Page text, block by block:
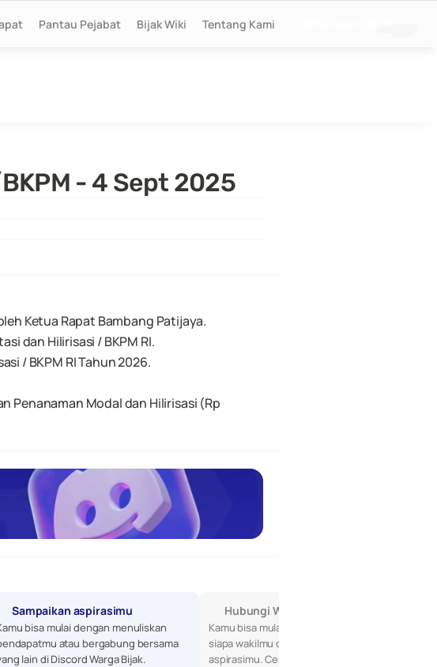
- 4 Sept 2025
Ketua Rapat Bambang Patijaya.
dan Hilirisasi / BKPM RI.
/ BKPM RI Tahun 2026.
Penanaman Modal dan Hilirisasi (Rp
Sampaikan aspirasimu
bisa mulai dengan menuliskan
atau bergabung bersama
lain di Discord Warga Bijak.
Hubungi Wakilmu di DPR
Kamu bisa mulai dengan mencari tahu
siapa wakilmu di DPR, lalu sampaikan
aspirasimu. Cek profil mereka di sini!
Pantau Pejabat Bijak Wiki Tentang Kami